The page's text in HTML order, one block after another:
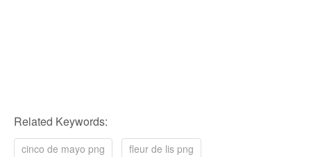
Related Keywords:
cinco de mayo png
fleur de lis png